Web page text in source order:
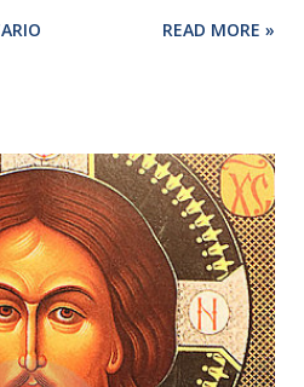
judíos. 5 Jesús, al levantar la
respondió: —Doscientos
para que cada uno coma un
Andrés, el hermano de
hay un muchacho que tiene
READ MORE »